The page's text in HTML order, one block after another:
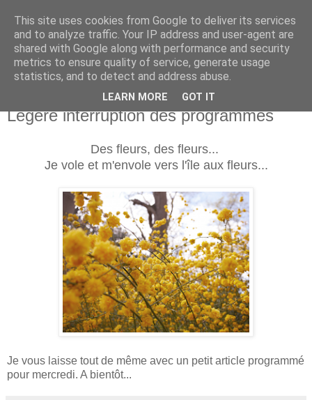
lundi 13 avril 2015
Légère interruption des programmes
Des fleurs, des fleurs...
Je vole et m'envole vers l'île aux fleurs...
Je vous laisse tout de même avec un petit article programmé
pour mercredi. A bientôt...
This site uses cookies from Google to deliver its services
and to analyze traffic. Your IP address and user-agent are
shared with Google along with performance and security
metrics to ensure quality of service, generate usage
statistics, and to detect and address abuse.
LEARN MORE GOT IT